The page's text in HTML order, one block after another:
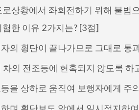
로상황에서 좌회전하기 위해 불법
험한 이유 2가지는? [3점]
의 횡단이 끝나가므로 그대로 통
차의 전조등에 현혹되지 않도록 하
을 상하로 움직여 보행자에게 주